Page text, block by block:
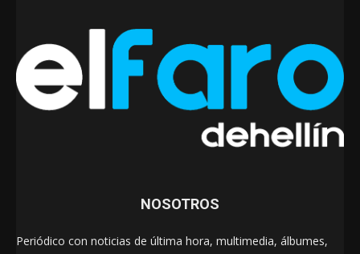
NOSOTROS
Periódico con noticias de última hora, multimedia, álbumes,